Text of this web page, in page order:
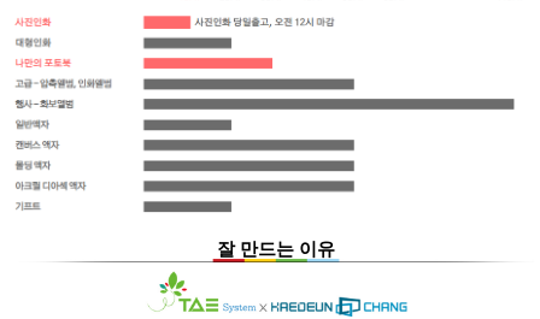
잘 만드는 이유